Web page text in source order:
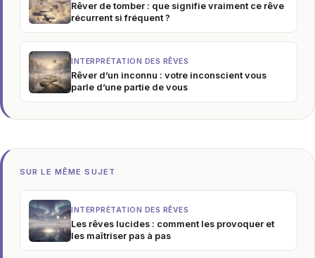
Rêver de tomber : que signifie vraiment ce rêve
récurrent si fréquent ?
INTERPRÉTATION DES RÊVES
Rêver d’un inconnu : votre inconscient vous
parle d’une partie de vous
SUR LE MÊME SUJET
INTERPRÉTATION DES RÊVES
Les rêves lucides : comment les provoquer et
les maîtriser pas à pas